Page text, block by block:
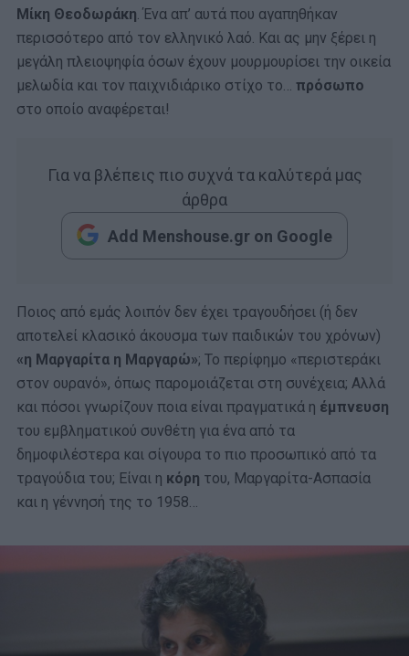
Μίκη Θεοδωράκη. Ένα απ’ αυτά που αγαπηθήκαν
περισσότερο από τον ελληνικό λαό. Και ας μην ξέρει η
μεγάλη πλειοψηφία όσων έχουν μουρμουρίσει την οικεία
μελωδία και τον παιχνιδιάρικο στίχο το… πρόσωπο
στο οποίο αναφέρεται!
Για να βλέπεις πιο συχνά τα καλύτερά μας
άρθρα
Add Menshouse.gr on Google
Ποιος από εμάς λοιπόν δεν έχει τραγουδήσει (ή δεν
αποτελεί κλασικό άκουσμα των παιδικών του χρόνων)
«η Μαργαρίτα η Μαργαρώ»; Το περίφημο «περιστεράκι
στον ουρανό», όπως παρομοιάζεται στη συνέχεια; Αλλά
και πόσοι γνωρίζουν ποια είναι πραγματικά η έμπνευση
του εμβληματικού συνθέτη για ένα από τα
δημοφιλέστερα και σίγουρα το πιο προσωπικό από τα
τραγούδια του; Είναι η κόρη του, Μαργαρίτα-Ασπασία
και η γέννησή της το 1958…